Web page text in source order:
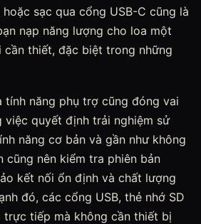
hoặc sạc qua cổng USB-C cũng là
nạp năng lượng cho loa một
cần thiết, đặc biệt trong những
tính năng phụ trợ cũng đóng vai
quyết định trải nghiệm sử
năng cơ bản và gần như không
cũng nên kiểm tra phiên bản
kết nối ổn định và chất lượng
đó, các cổng USB, thẻ nhớ SD
trực tiếp mà không cần thiết bị